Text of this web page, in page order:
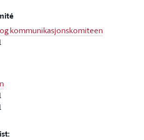
kommunikasjonskomiteen